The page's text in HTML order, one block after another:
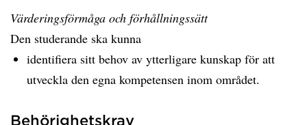
Värderingsförmåga och förhållningssätt
Den studerande ska kunna
identifiera sitt behov av ytterligare kunskap för att
utveckla den egna kompetensen inom området.
Behörighetskrav